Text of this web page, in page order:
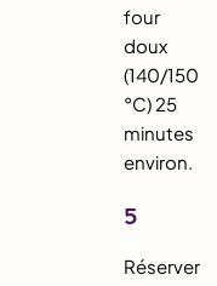
four
doux
(140/150
°C) 25
minutes
environ.
5
Réserver